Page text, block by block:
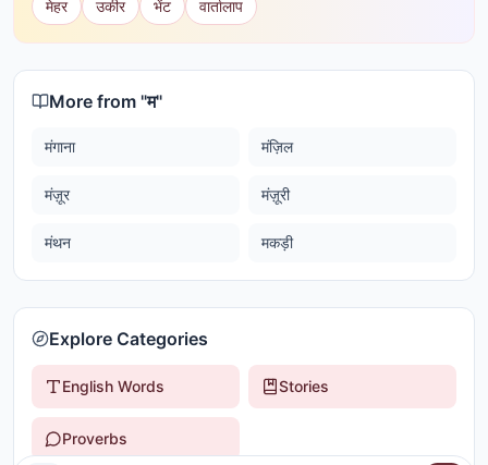
मेहर उकीर भेंट वार्तालाप
More from "म"
मंगाना मंज़िल
मंज़ूर मंज़ूरी
मंथन मकड़ी
Explore Categories
English Words Stories
Proverbs